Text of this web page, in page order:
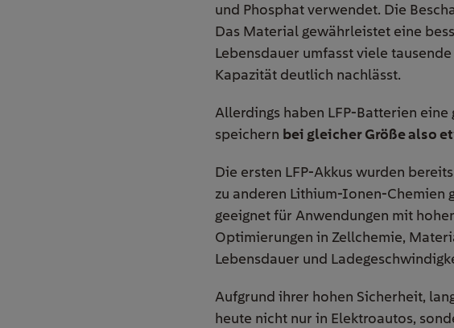
und Phosphat verwendet. Die
Das Material gewährleistet eine
Lebensdauer umfasst viele
Kapazität deutlich nachlässt.
Allerdings haben LFP-Batterien
speichern bei gleicher Größe also
Die ersten LFP-Akkus wurden
zu anderen Lithium-Ionen-Chemien
geeignet für Anwendungen mit
Optimierungen in Zellchemie,
Lebensdauer und
Aufgrund ihrer hohen Sicherheit,
heute nicht nur in Elektroautos,